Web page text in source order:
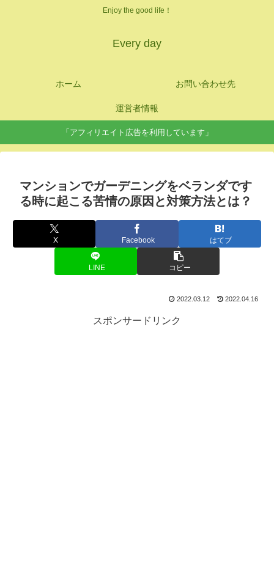
Enjoy the good life！
Every day
ホーム お問い合わせ先
運営者情報
「アフィリエイト広告を利用しています」
マンションでガーデニングをベランダです
る時に起こる苦情の原因と対策方法とは？
X Facebook はてブ
LINE コピー
2022.03.12 2022.04.16
スポンサードリンク